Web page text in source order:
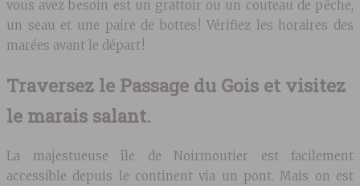
vous avez besoin est un grattoir ou un couteau de pêche,
un seau et une paire de bottes ! Vérifiez les horaires des
marées avant le départ !
Traversez le Passage du Gois et visitez
le marais salant.
La majestueuse île de Noirmoutier est facilement
accessible depuis le continent via un pont. Mais on est